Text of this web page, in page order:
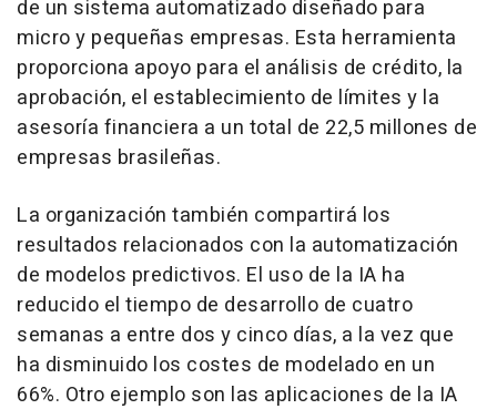
de un sistema automatizado diseñado para
micro y pequeñas empresas. Esta herramienta
proporciona apoyo para el análisis de crédito, la
aprobación, el establecimiento de límites y la
asesoría financiera a un total de 22,5 millones de
empresas brasileñas.
La organización también compartirá los
resultados relacionados con la automatización
de modelos predictivos. El uso de la IA ha
reducido el tiempo de desarrollo de cuatro
semanas a entre dos y cinco días, a la vez que
ha disminuido los costes de modelado en un
66%. Otro ejemplo son las aplicaciones de la IA